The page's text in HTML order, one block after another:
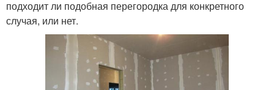
подходит ли подобная перегородка для конкретного
случая, или нет.